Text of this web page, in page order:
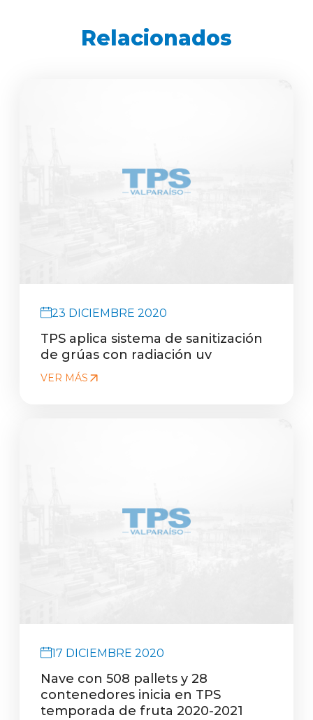
Relacionados
23 DICIEMBRE 2020
TPS aplica sistema de sanitización
de grúas con radiación uv
VER MÁS
17 DICIEMBRE 2020
Nave con 508 pallets y 28
contenedores inicia en TPS
temporada de fruta 2020-2021